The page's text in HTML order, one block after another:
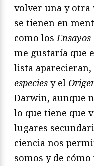
volver una y otra
se tienen en
como losEnsayos
me gustaría que
lista
especies y el
Darwin, aunque
lo que tiene que
lugares
ciencia nos
somos y de